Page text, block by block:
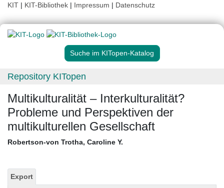
KIT | KIT-Bibliothek | Impressum | Datenschutz
Suche im KITopen-Katalog
Repository KITopen
Multikulturalität – Interkulturalität?
Probleme und Perspektiven der
multikulturellen Gesellschaft
Robertson-von Trotha, Caroline Y.
Export